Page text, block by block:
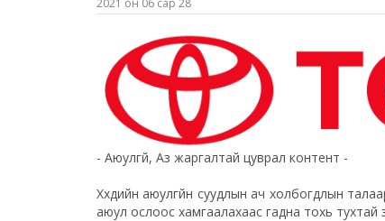
- Аюулгүй, Аз жаргалтай цуврал контент -
Хүүхдийн аюулгүйн суудлын ач холбогдлын
аюул ослоос хамгаалахаас гадна тохь